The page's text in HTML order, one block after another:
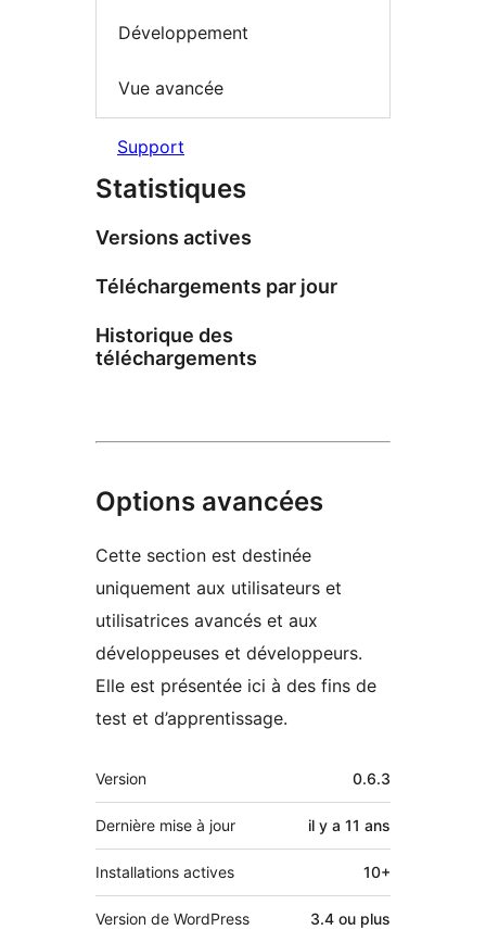
Développement
Vue avancée
Support
Statistiques
Versions actives
Téléchargements par jour
Historique des
téléchargements
Options avancées
Cette section est destinée
uniquement aux utilisateurs et
utilisatrices avancés et aux
développeuses et développeurs.
Elle est présentée ici à des fins de
test et d’apprentissage.
Méta
Version 0.6.3
Dernière mise à jour il y a 11 ans
Installations actives 10+
Version de WordPress 3.4 ou plus